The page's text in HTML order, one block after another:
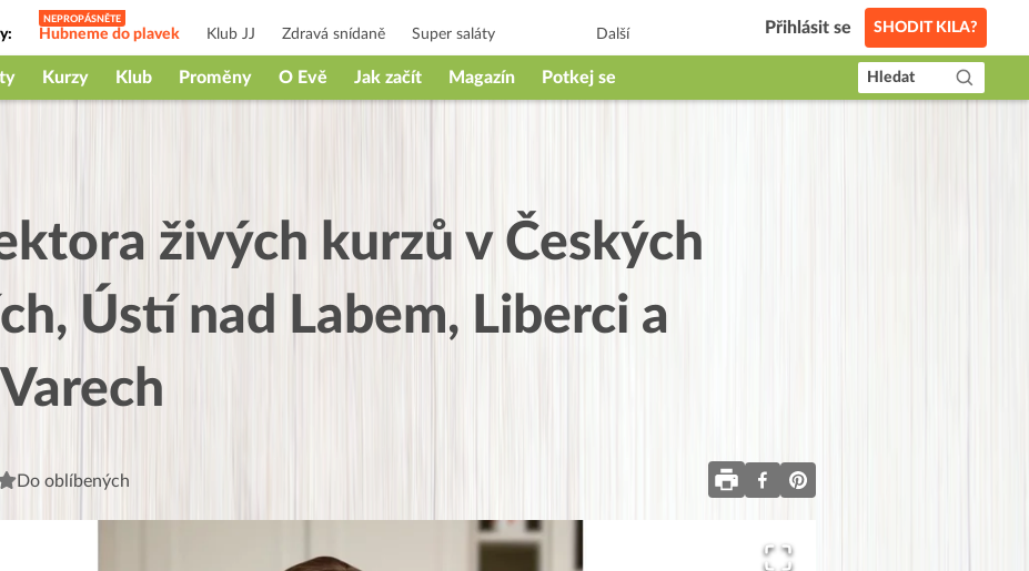
Hubneme do plavek Klub JJ Zdravá snídaně Super saláty Další Přihlásit se SHODIT KILA?
Kurzy Klub Proměny O Evě Jak začít Magazín Potkej se Hledat
živých kurzů v Českých
Ústí nad Labem, Liberci a
Do oblíbených